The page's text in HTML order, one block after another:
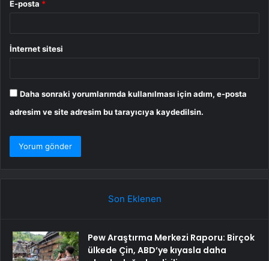
E-posta *
İnternet sitesi
Daha sonraki yorumlarımda kullanılması için adım, e-posta
adresim ve site adresim bu tarayıcıya kaydedilsin.
Son Eklenen
Pew Araştırma Merkezi Raporu: Birçok
ülkede Çin, ABD’ye kıyasla daha